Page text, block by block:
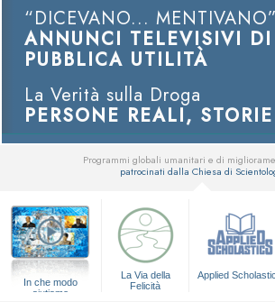
“DICEVANO... MENTIVANO”
ANNUNCI TELEVISIVI DI
PUBBLICA UTILITÀ
La Verità sulla Droga
PERSONE REALI,
Programmi globali umanitari e di
patrocinati dalla Chiesa di
In che modo
aiutiamo
La Via della
Felicità
Applied